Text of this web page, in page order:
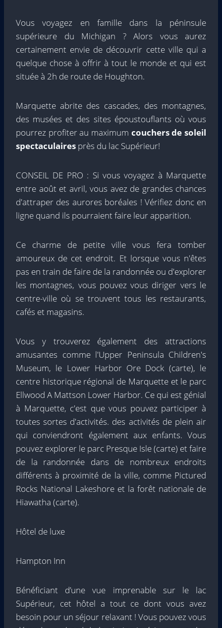
Vous voyagez en famille dans la péninsule
supérieure du Michigan ? Alors vous aurez
certainement envie de découvrir cette ville qui a
quelque chose à offrir à tout le monde et qui est
située à 2h de route de Houghton.
Marquette abrite des cascades, des montagnes,
des musées et des sites époustouflants où vous
pourrez profiter au maximum couchers de soleil
spectaculaires près du lac Supérieur!
CONSEIL DE PRO : Si vous voyagez à Marquette
entre août et avril, vous avez de grandes chances
d'attraper des aurores boréales ! Vérifiez donc en
ligne quand ils pourraient faire leur apparition.
Ce charme de petite ville vous fera tomber
amoureux de cet endroit. Et lorsque vous n'êtes
pas en train de faire de la randonnée ou d'explorer
les montagnes, vous pouvez vous diriger vers le
centre-ville où se trouvent tous les restaurants,
cafés et magasins.
Vous y trouverez également des attractions
amusantes comme l'Upper Peninsula Children's
Museum, le Lower Harbor Ore Dock (carte), le
centre historique régional de Marquette et le parc
Ellwood A Mattson Lower Harbor. Ce qui est génial
à Marquette, c'est que vous pouvez participer à
toutes sortes d'activités. des activités de plein air
qui conviendront également aux enfants. Vous
pouvez explorer le parc Presque Isle (carte) et faire
de la randonnée dans de nombreux endroits
différents à proximité de la ville, comme Pictured
Rocks National Lakeshore et la forêt nationale de
Hiawatha (carte).
Hôtel de luxe
Hampton Inn
Bénéficiant d’une vue imprenable sur le lac
Supérieur, cet hôtel a tout ce dont vous avez
besoin pour un séjour relaxant ! Vous pouvez vous